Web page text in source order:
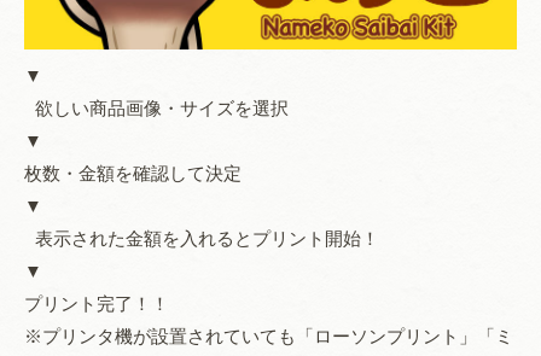
▼
欲しい商品画像・サイズを選択
▼
枚数・金額を確認して決定
▼
表示された金額を入れるとプリント開始！
▼
プリント完了！！
※プリンタ機が設置されていても「ローソンプリント」「ミ